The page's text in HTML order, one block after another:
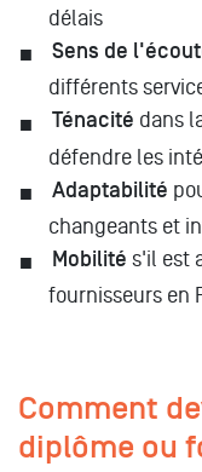
délais
Sens de
différents
Ténacité dans
défendre les
Adaptabilité
changeants et
Mobilité s'il est
fournisseurs en
Comment
diplôme ou